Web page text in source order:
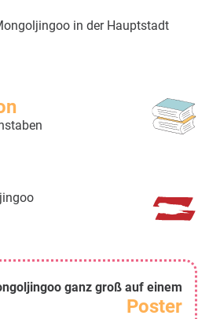
in der Hauptstadt
ganz groß auf einem
Poster